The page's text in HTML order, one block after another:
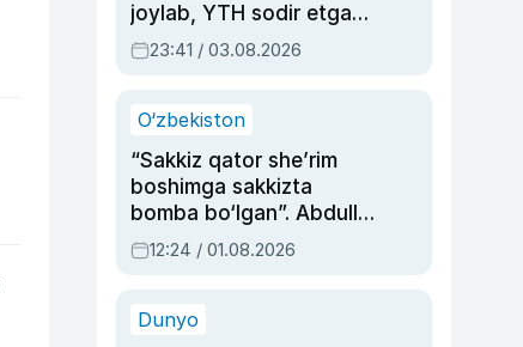
joylab, YTH sodir etgan
ayolga sud hukmi o‘qildi
23:41 / 03.08.2026
O‘zbekiston
“Sakkiz qator she’rim
boshimga sakkizta
bomba bo‘lgan”. Abdulla
Oripovni siyosiy
ayblovlardan asrab
12:24 / 01.08.2026
Dunyo